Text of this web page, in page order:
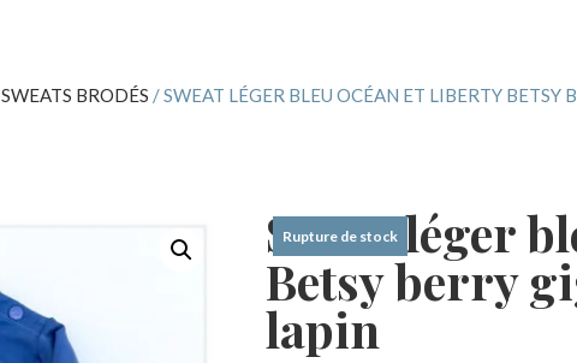
SWEATS BRODÉS / SWEAT LÉGER BLEU OCÉAN ET LIBERTY BETSY
Sweat léger
Betsy berry
lapin
Rupture de stock